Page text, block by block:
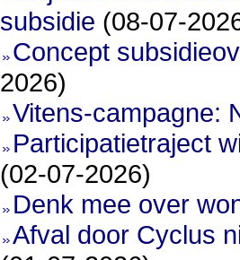
subsidie (08-07-
Concept
2026)
Vitens-campagne:
Participatietraject
(02-07-2026)
Denk mee over
Afval door Cyclus